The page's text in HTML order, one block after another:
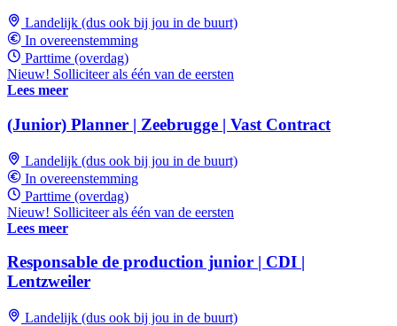
Landelijk (dus ook bij jou in de buurt)
In overeenstemming
Parttime (overdag)
Nieuw! Solliciteer als één van de eersten
Lees meer
(Junior) Planner | Zeebrugge | Vast Contract
Landelijk (dus ook bij jou in de buurt)
In overeenstemming
Parttime (overdag)
Nieuw! Solliciteer als één van de eersten
Lees meer
Responsable de production junior | CDI |
Lentzweiler
Landelijk (dus ook bij jou in de buurt)